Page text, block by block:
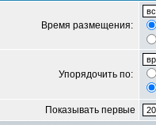
Время размещения:
Упорядочить по:
Показывать первые